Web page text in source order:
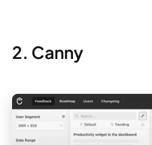
2. Canny